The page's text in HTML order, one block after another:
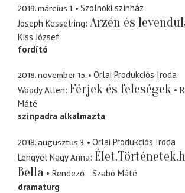
2019. március 1.
Szolnoki színház
Joseph Kesselring Arzén és
Kiss József
fordító
2018. november 15.
Orlai Produkciós Iroda
Woody Allen Férjek és feleségek
Máté
szinpadra alkalmazta
2018. augusztus 3.
Orlai Produkciós Iroda
Lengyel Nagy Anna
Bella
Rendező
Szabó Máté
dramaturg